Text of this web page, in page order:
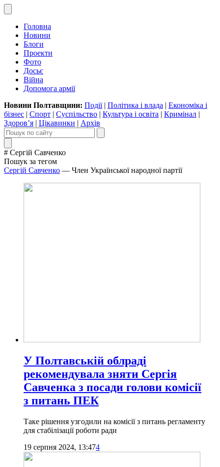
Головна
Новини
Блоги
Проекти
Фото
Досьє
Війна
Допомога армії
Новини Полтавщини: Події| Політика і влада | Економіка і
бізнес | Спорт | Суспільство | Культура і освіта | Кримінал |
Здоров’я | Цікавинки | Архів
# Сергій Савченко
Пошук за тегом
Сергій Савченко — Член Української народної партії
У Полтавській облраді
рекомендувала зняти Сергія
Савченка з посади голови комісії
з питань ПЕК
Таке рішення узгодили на комісії з питань регламенту
для стабілізації роботи ради
19 серпня 2024, 13:474